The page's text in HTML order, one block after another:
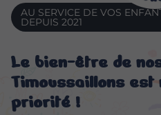
AU SERVICE DE VOS
DEPUIS 2021
Le bien-être de
Timoussaillons est
priorité !